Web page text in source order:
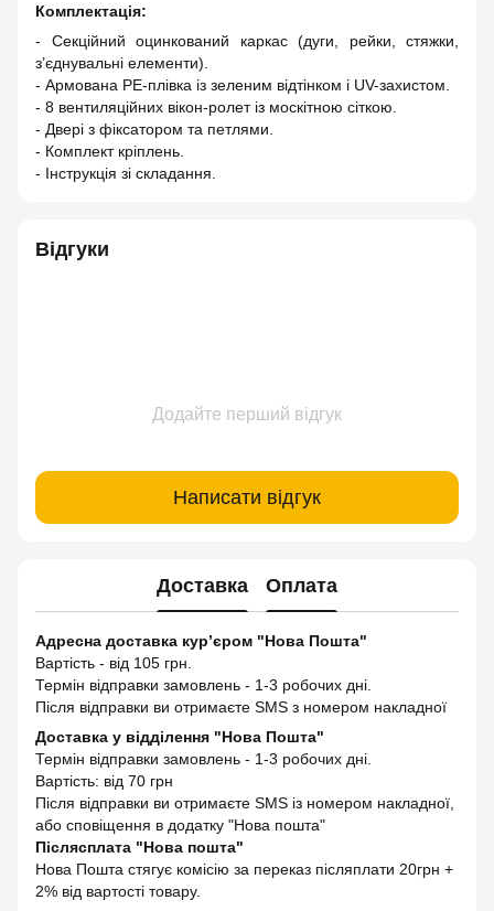
Комплектація:
- Секційний оцинкований каркас (дуги, рейки, стяжки,
з’єднувальні елементи).
- Армована PE-плівка із зеленим відтінком і UV-захистом.
- 8 вентиляційних вікон-ролет із москітною сіткою.
- Двері з фіксатором та петлями.
- Комплект кріплень.
- Інструкція зі складання.
Відгуки
Додайте перший відгук
Написати відгук
Доставка Оплата
Адресна доставка кур’єром "Нова Пошта"
Вартість - від 105 грн.
Термін відправки замовлень - 1-3 робочих дні.
Після відправки ви отримаєте SMS з номером накладної
Доставка у відділення "Нова Пошта"
Термін відправки замовлень - 1-3 робочих дні.
Вартість: від 70 грн
Після відправки ви отримаєте SMS із номером накладної,
або сповіщення в додатку "Нова пошта"
Післясплата "Нова пошта"
Нова Пошта стягує комісію за переказ післяплати 20грн +
2% від вартості товару.